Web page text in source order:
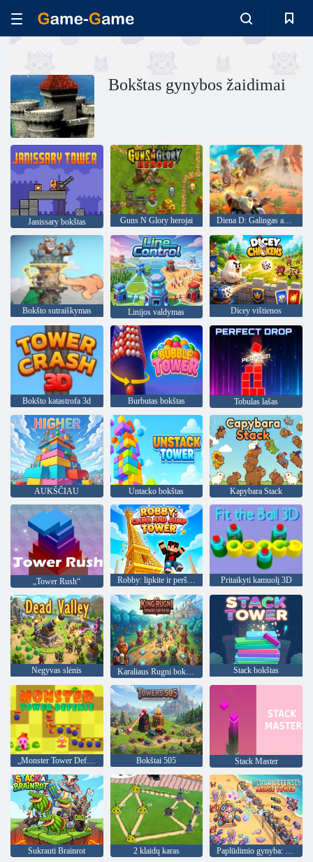
Bokštas gynybos žaidimai
Janissary bokštas Guns N Glory herojai Diena D: Galingas apsauga
Bokšto sutraiškymas Linijos valdymas Dicey vištienos
Bokšto katastrofa 3d Burbutas bokštas Tobulas lašas
AUKŠČIAU Untacko bokštas Kapybara Stack
„Tower Rush“ Robby: lipkite ir peršokkite į bokštą Pritaikyti kamuolį 3D
Negyvas slėnis Karaliaus Rugni bokšto gynyba Stack bokštas
„Monster Tower Defense“ Bokštai 505 Stack Master
Sukrauti Brainrot 2 klaidų karas Paplūdimio gynyba: Merge Tower